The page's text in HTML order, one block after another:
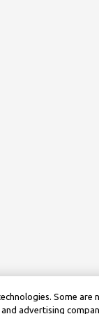
Some are
advertising